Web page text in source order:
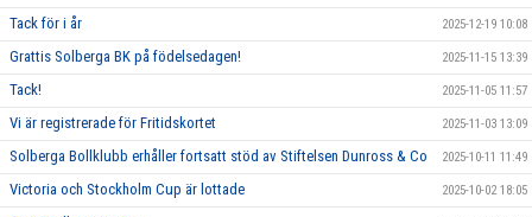
Tack för i år 2025-12-19 10:08
Grattis Solberga BK på födelsedagen! 2025-11-15 13:39
Tack! 2025-11-05 11:57
Vi är registrerade för Fritidskortet 2025-11-03 13:09
Solberga Bollklubb erhåller fortsatt stöd av Stiftelsen Dunross & Co 2025-10-11 11:49
Victoria och Stockholm Cup är lottade 2025-10-02 18:05